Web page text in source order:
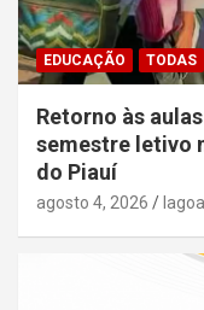
EDUCAÇÃO TODAS
Retorno às
semestre letivo
do Piauí
agosto 4, 2026